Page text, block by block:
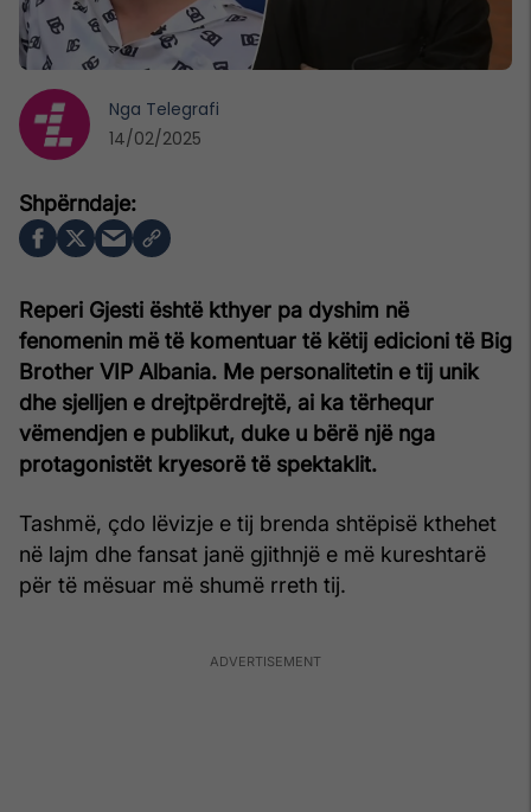
Reperi Gjesti është kthyer pa dyshim në
fenomenin më të komentuar të këtij edicioni të Big
Brother VIP Albania. Me personalitetin e tij unik
dhe sjelljen e drejtpërdrejtë, ai ka tërhequr
vëmendjen e publikut, duke u bërë një nga
protagonistët kryesorë të spektaklit.
Tashmë, çdo lëvizje e tij brenda shtëpisë kthehet
në lajm dhe fansat janë gjithnjë e më kureshtarë
për të mësuar më shumë rreth tij.
Nga Telegrafi
14/02/2025